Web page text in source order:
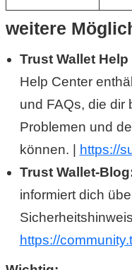
b
c
o
weitere
Trust Wallet Help
Help Center
und FAQs, die dir
Problemen und
können. |
https://
Trust Wallet-
informiert dich
https://